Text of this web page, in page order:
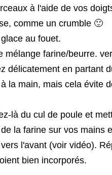
à l'aide de vos
comme un crumble 🙂
au fouet.
mélange farine/beurre.
délicatement en partant
la main, mais cela évite
là du cul de poule et
la farine sur vos mains
l'avant (voir vidéo).
bien incorporés.